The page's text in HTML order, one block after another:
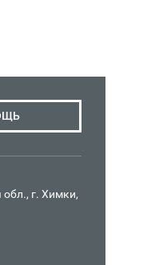
г. Химки,